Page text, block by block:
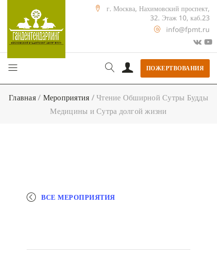
г. Москва, Нахимовский проспект,
32. Этаж 10, каб.23
info@fpmt.ru
ПОЖЕРТВОВАНИЯ
Главная/ Мероприятия /Чтение Обширной Сутры Будды
Медицины и Сутра долгой жизни
ВСЕ МЕРОПРИЯТИЯ